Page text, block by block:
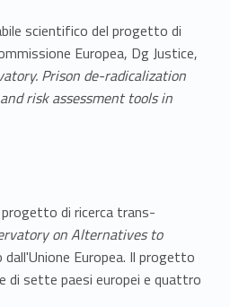
scientifico del progetto di
Europea, Dg Justice,
Prison de-radicalization
risk assessment tools in
di ricerca trans-
on Alternatives to
Europea. Il progetto
di sette paesi europei e quattro